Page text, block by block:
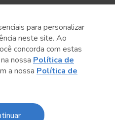
Próximo post
para personalizar
neste site. Ao
concorda com estas
nossa Política de
a nossa Política de